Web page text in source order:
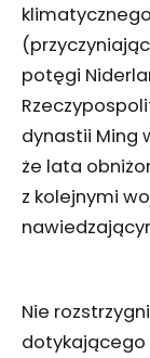
potęgi
dynastii Ming
że lata
z kolejnymi
Nie
dotykającego